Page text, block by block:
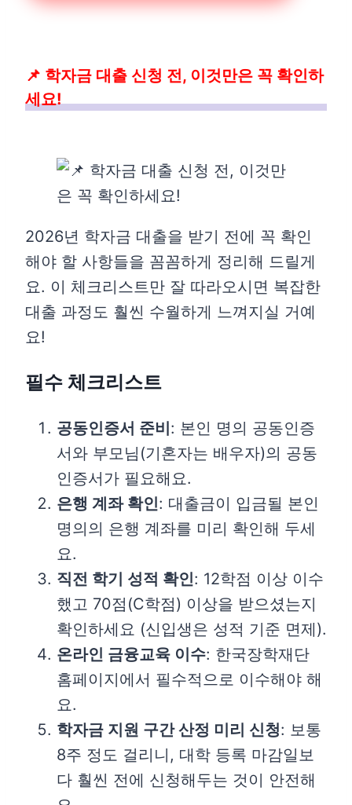
📌 학자금 대출 신청 전, 이것만은 꼭 확인하
세요!
2026년 학자금 대출을 받기 전에 꼭 확인
해야 할 사항들을 꼼꼼하게 정리해 드릴게
요. 이 체크리스트만 잘 따라오시면 복잡한
대출 과정도 훨씬 수월하게 느껴지실 거예
요!
필수 체크리스트
공동인증서 준비: 본인 명의 공동인증
서와 부모님(기혼자는 배우자)의 공동
인증서가 필요해요.
은행 계좌 확인: 대출금이 입금될 본인
명의의 은행 계좌를 미리 확인해 두세
요.
직전 학기 성적 확인: 12학점 이상 이수
했고 70점(C학점) 이상을 받으셨는지
확인하세요 (신입생은 성적 기준 면제).
온라인 금융교육 이수: 한국장학재단
홈페이지에서 필수적으로 이수해야 해
요.
학자금 지원 구간 산정 미리 신청: 보통
8주 정도 걸리니, 대학 등록 마감일보
다 훨씬 전에 신청해두는 것이 안전해